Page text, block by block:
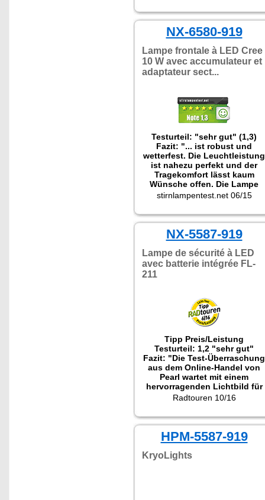
NX-6580-919
Lampe frontale à LED Cree
10 W avec accumulateur et
adaptateur sect...
Testurteil: "sehr gut" (1,3)
Fazit: "... ist robust und
wetterfest. Die Leuchtleistung
ist nahezu perfekt und der
Tragekomfort lässt kaum
Wünsche offen. Die Lampe
zählt in jedem Fall zu den
besten Geräten im
Stirnlampen Testvergleich."
stirnlampentest.net 06/15
NX-5587-919
Lampe de sécurité à LED
avec batterie intégrée FL-
211
Tipp Preis/Leistung
Testurteil: 1,2 "sehr gut"
Fazit: "Die Test-Überraschung
aus dem Online-Handel von
Pearl wartet mit einem
hervorragenden Lichtbild für
wenig Geld auf."
Radtouren 10/16
HPM-5587-919
KryoLights